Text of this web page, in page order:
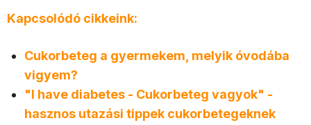
Kapcsolódó cikkeink:
Cukorbeteg a gyermekem, melyik óvodába
vigyem?
"I have diabetes - Cukorbeteg vagyok" -
hasznos utazási tippek cukorbetegeknek